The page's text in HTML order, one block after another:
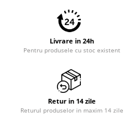
Workstation
Monitoare
Monitoare LED
Livrare in 24h
Pentru produsele cu stoc existent
Retur in 14 zile
Returul produselor in maxim 14 zile